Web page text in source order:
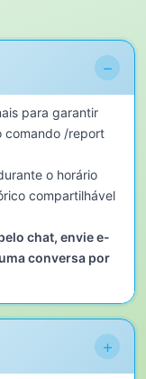
−
para garantir
comando /report
o horário
compartilhável
chat, envie e-
conversa por
+